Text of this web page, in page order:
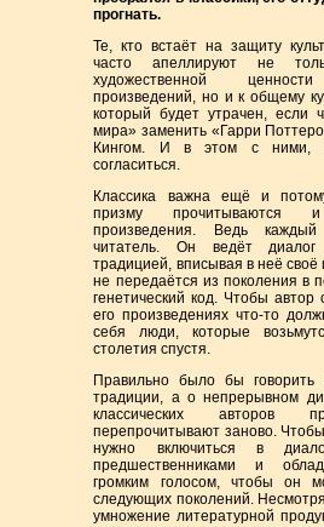
прогнать.
Те, кто встаёт на защиту
часто апеллируют не
художественной
произведений, но и к общему
который будет утрачен, если
мира» заменить «Гарри
Кингом. И в этом с ними,
согласиться.
Классика важна ещё и
призму прочитываются
произведения. Ведь
читатель. Он ведёт
традицией, вписывая в неё
не передаётся из поколения в
генетический код. Чтобы автор
его произведениях что-то
себя люди, которые
столетия спустя.
Правильно было бы
традиции, а о непрерывном
классических авторов
перепрочитывают заново. Чтобы
нужно включиться в
предшественниками и
громким голосом, чтобы он
следующих поколений.
умножение литературной